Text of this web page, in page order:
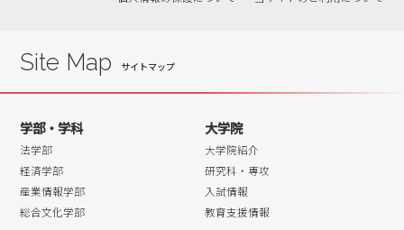
2018年11月
2018年08月
2018年07月
2018年06月
2018年05月
Site Map
学部・学科
法学部
経済学部
産業情報学部
総合文化学部
大学院
大学院紹介
研究科・専攻
入試情報
教育支援情報